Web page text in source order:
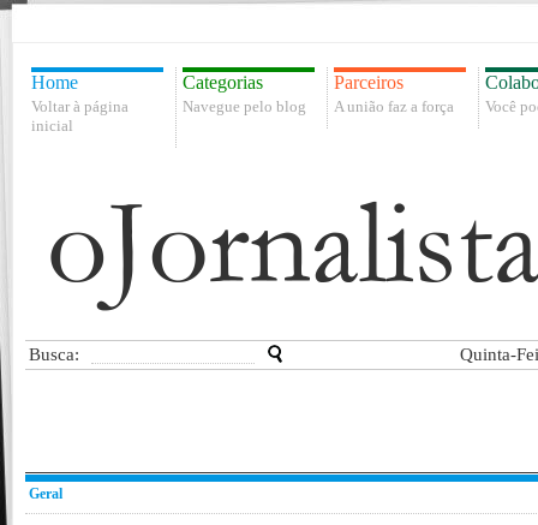
Home
Voltar à página
inicial
Categorias
Navegue pelo blog
Parceiros
A união faz a força Você
Busca: Quinta-
Geral